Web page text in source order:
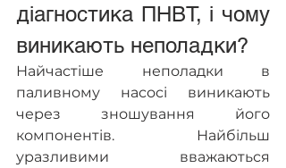
діагностика ПНВТ, і чому
виникають неполадки?
Найчастіше неполадки в
паливному насосі виникають
через зношування його
компонентів. Найбільш
уразливими вважаються